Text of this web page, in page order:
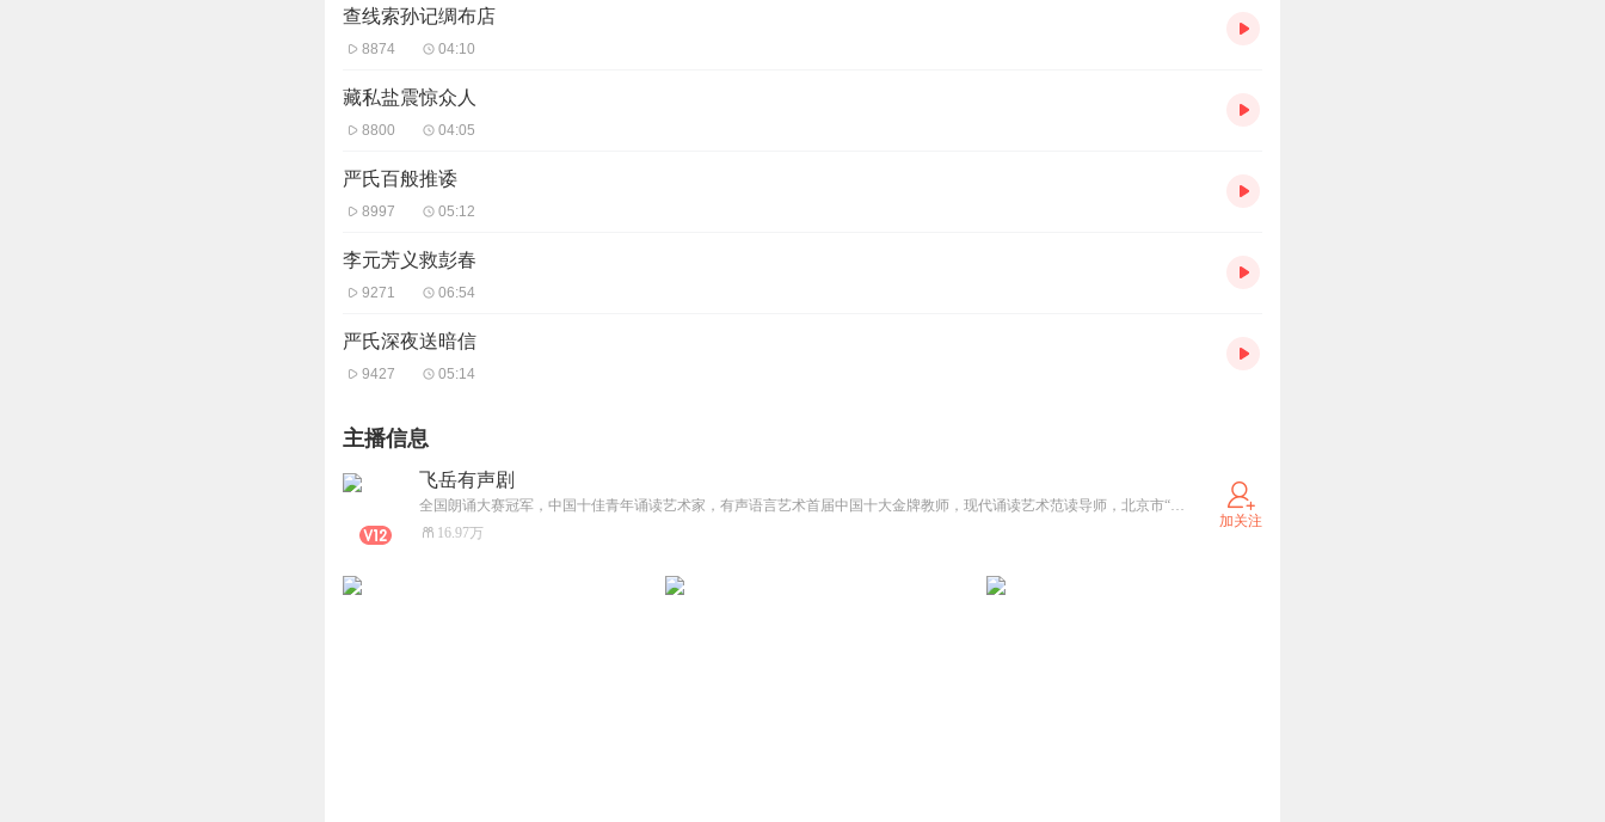
查线索孙记绸布店
8874 04:10
藏私盐震惊众人
8800 04:05
严氏百般推诿
8997 05:12
李元芳义救彭春
9271 06:54
严氏深夜送暗信
9427 05:14
主播信息
飞岳有声剧
全国朗诵大赛冠军，中国十佳青年诵读艺术家，有声语言艺术首届中国十大金牌教师，现代诵读艺术范读导师，北京市“中华经典”诵读大赛冠军，第五届“诵读中国”朗诵大赛一等奖，海淀区“中华诵”朗诵大赛冠军，第二届“忆满京城&nbsp;情思华夏”清明诗会一等奖。代表作《神探狄仁杰》《少年包青天》《狂飙》
16.97万
加关注